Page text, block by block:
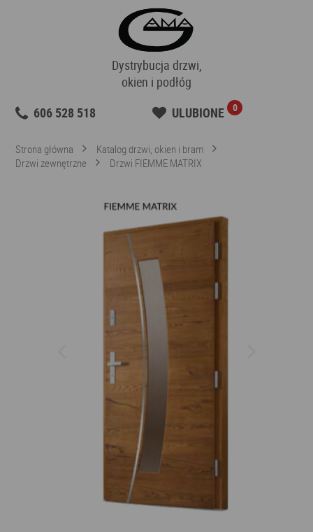
Dystrybucja drzwi,
okien i podłóg
606 528 518
ULUBIONE 0
Strona główna
Katalog drzwi, okien i bram
Drzwi zewnętrzne
Drzwi FIEMME MATRIX